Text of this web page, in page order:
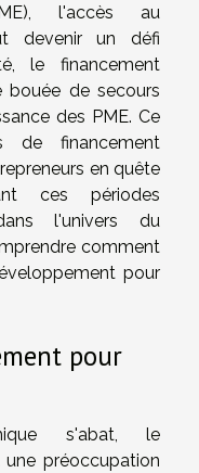
l'accès au
devenir un défi
le financement
bouée de secours
des PME. Ce
de financement
en quête
ces périodes
l'univers du
comment
pour
pour
s'abat, le
préoccupation